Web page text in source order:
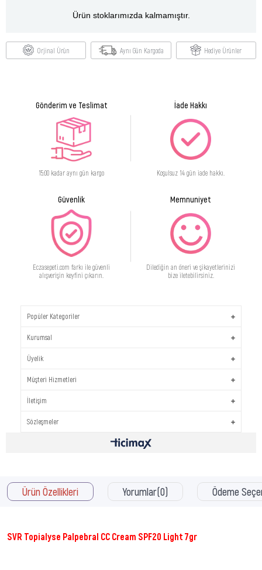
Ürün stoklarımızda kalmamıştır.
Orjinal Ürün Aynı Gün Kargoda Hediye Ürünler
Gönderim ve Teslimat
15:00 kadar aynı gün kargo
İade Hakkı
Koşulsuz 14 gün iade hakkı.
Güvenlik
Eczasepeti.com farkı ile güvenli
alışverişin keyfini çıkarın.
Memnuniyet
Dilediğin an öneri ve şikayetlerinizi
bize iletebilirsiniz.
Popüler Kategoriler
Kurumsal
Üyelik
Müşteri Hizmetleri
İletişim
Sözleşmeler
Ürün Özellikleri Yorumlar(0) Ödeme
SVR Topialyse Palpebral CC Cream SPF20 Light 7gr